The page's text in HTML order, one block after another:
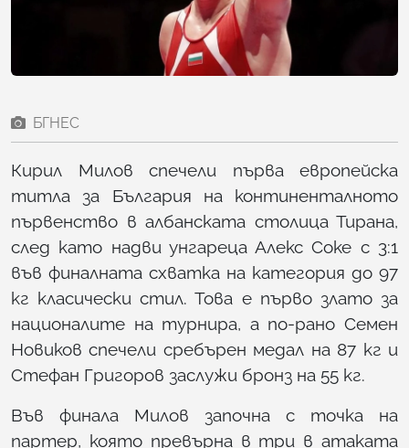
БГНЕС
Кирил Милов спечели първа европейска
титла за България на континенталното
първенство в албанската столица Тирана,
след като надви унгареца Алекс Соке с 3:1
във финалната схватка на категория до 97
кг класически стил. Това е първо злато за
националите на турнира, а по-рано Семен
Новиков спечели сребърен медал на 87 кг и
Стефан Григоров заслужи бронз на 55 кг.
Във финала Милов започна с точка на
партер, която превърна в три в атаката